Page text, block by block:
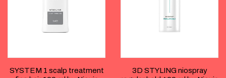
SYSTEM 1 scalp treatment
3D STYLING niospray